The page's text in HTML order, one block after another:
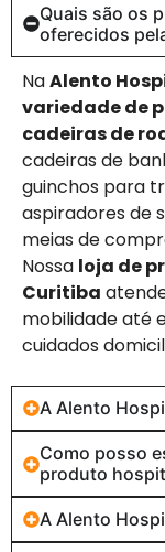
Quais são os
oferecidos
NaAlento
variedade de
cadeiras de
cadeiras de
guinchos para
aspiradores de
meias de
Nossa loja de
Curitiba
mobilidade até
cuidados
A Alento
Como posso
produto
A Alento